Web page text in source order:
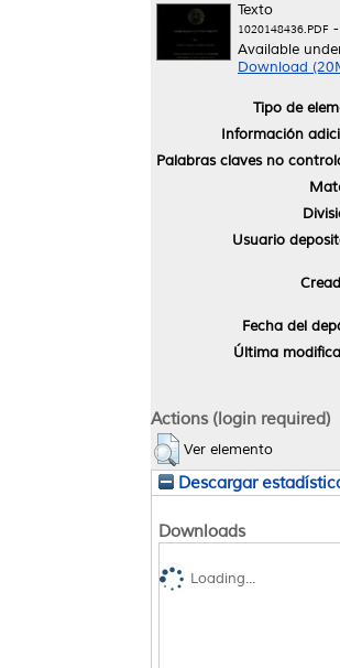
Texto
1020148436.PDF
Available
Download
Tipo de
Información
Palabras claves no
Usuario
Fecha del
Última
Actions (login required)
Ver elemento
Descargar
Downloads
Loading...